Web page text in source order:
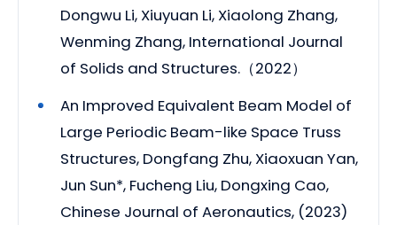
Dongwu Li, Xiuyuan Li, Xiaolong Zhang,
Wenming Zhang, International Journal
of Solids and Structures.（2022）
An Improved Equivalent Beam Model of
Large Periodic Beam-like Space Truss
Structures, Dongfang Zhu, Xiaoxuan Yan,
Jun Sun*, Fucheng Liu, Dongxing Cao,
Chinese Journal of Aeronautics, (2023)